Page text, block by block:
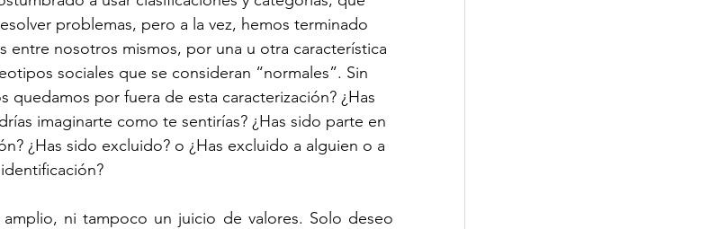
problemas, pero a la vez, hemos terminado
entre nosotros mismos, por una u otra característica
sociales que se consideran “normales”. Sin
quedamos por fuera de esta caracterización? ¿Has
imaginarte como te sentirías? ¿Has sido parte en
¿Has sido excluido? o ¿Has excluido a alguien o a
ni tampoco un juicio de valores. Solo deseo